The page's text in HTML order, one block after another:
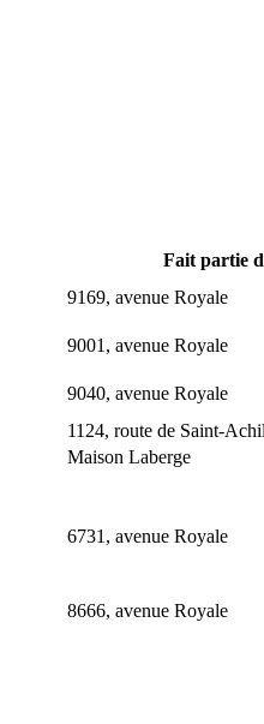
Fait partie
9169, avenue Royale
9001, avenue Royale
9040, avenue Royale
1124, route de Saint-
Maison Laberge
6731, avenue Royale
8666, avenue Royale